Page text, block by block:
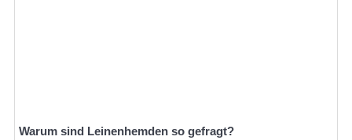
Warum sind Leinenhemden so gefragt?